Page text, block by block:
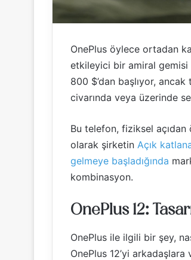
OnePlus öylece ortadan
etkileyici bir amiral
800 $’dan başlıyor,
civarında veya üzerinde
Bu telefon, fiziksel açıdan
olarak şirketin Açık
gelmeye başladığında
kombinasyon.
OnePlus 12:
OnePlus ile ilgili bir şey,
OnePlus 12’yi